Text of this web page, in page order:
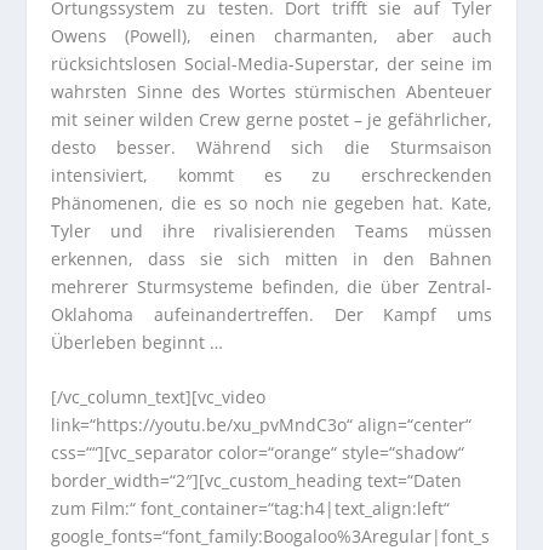
Ortungssystem zu testen. Dort trifft sie auf Tyler
Owens (Powell), einen charmanten, aber auch
rücksichtslosen Social-Media-Superstar, der seine im
wahrsten Sinne des Wortes stürmischen Abenteuer
mit seiner wilden Crew gerne postet – je gefährlicher,
desto besser. Während sich die Sturmsaison
intensiviert, kommt es zu erschreckenden
Phänomenen, die es so noch nie gegeben hat. Kate,
Tyler und ihre rivalisierenden Teams müssen
erkennen, dass sie sich mitten in den Bahnen
mehrerer Sturmsysteme befinden, die über Zentral-
Oklahoma aufeinandertreffen. Der Kampf ums
Überleben beginnt …
[/vc_column_text][vc_video
link=“https://youtu.be/xu_pvMndC3o“ align=“center“
css=““][vc_separator color=“orange“ style=“shadow“
border_width=“2″][vc_custom_heading text=“Daten
zum Film:“ font_container=“tag:h4|text_align:left“
google_fonts=“font_family:Boogaloo%3Aregular|font_s